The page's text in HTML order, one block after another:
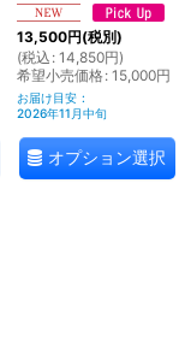
13,500円(税別)
(税込 : 14,850円)
希望小売価格: 15,000円
お届け目安 :
2026年11月中旬
オプション選択